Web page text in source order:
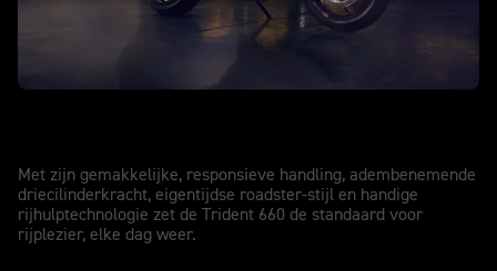
Met zijn gemakkelijke, responsieve handling, adembenemende
driecilinderkracht, eigentijdse roadster-stijl en handige
rijhulptechnologie zet de Trident 660 de standaard voor
rijplezier, elke dag weer.